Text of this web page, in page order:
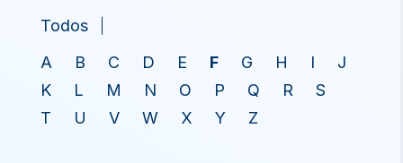
Todos
A
B C D E F G H I
J
K
L M N O P Q R
S
T
U V W X Y Z